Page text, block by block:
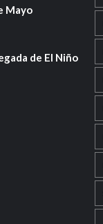
Mayo
de El Niño